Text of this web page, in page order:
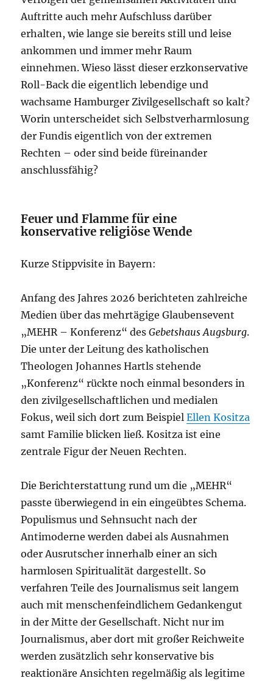
Auftritte auch mehr Aufschluss darüber
erhalten, wie lange sie bereits still und leise
ankommen und immer mehr Raum
einnehmen. Wieso lässt dieser erzkonservative
Roll-Back die eigentlich lebendige und
wachsame Hamburger Zivilgesellschaft so kalt?
Worin unterscheidet sich Selbstverharmlosung
der Fundis eigentlich von der extremen
Rechten – oder sind beide füreinander
anschlussfähig?
Feuer und Flamme für eine
konservative religiöse Wende
Kurze Stippvisite in Bayern:
Anfang des Jahres 2026 berichteten zahlreiche
Medien über das mehrtägige Glaubensevent
„MEHR – Konferenz“ desGebetshaus Augsburg.
Die unter der Leitung des katholischen
Theologen Johannes Hartls stehende
„Konferenz“ rückte noch einmal besonders in
den zivilgesellschaftlichen und medialen
Fokus, weil sich dort zum BeispielEllen Kositza
samt Familie blicken ließ. Kositza ist eine
zentrale Figur der Neuen Rechten.
Die Berichterstattung rund um die „MEHR“
passte überwiegend in ein eingeübtes Schema.
Populismus und Sehnsucht nach der
Antimoderne werden dabei als Ausnahmen
oder Ausrutscher innerhalb einer an sich
harmlosen Spiritualität dargestellt. So
verfahren Teile des Journalismus seit langem
auch mit menschenfeindlichem Gedankengut
in der Mitte der Gesellschaft. Nicht nur im
Journalismus, aber dort mit großer Reichweite
werden zusätzlich sehr konservative bis
reaktionäre Ansichten regelmäßig als legitime